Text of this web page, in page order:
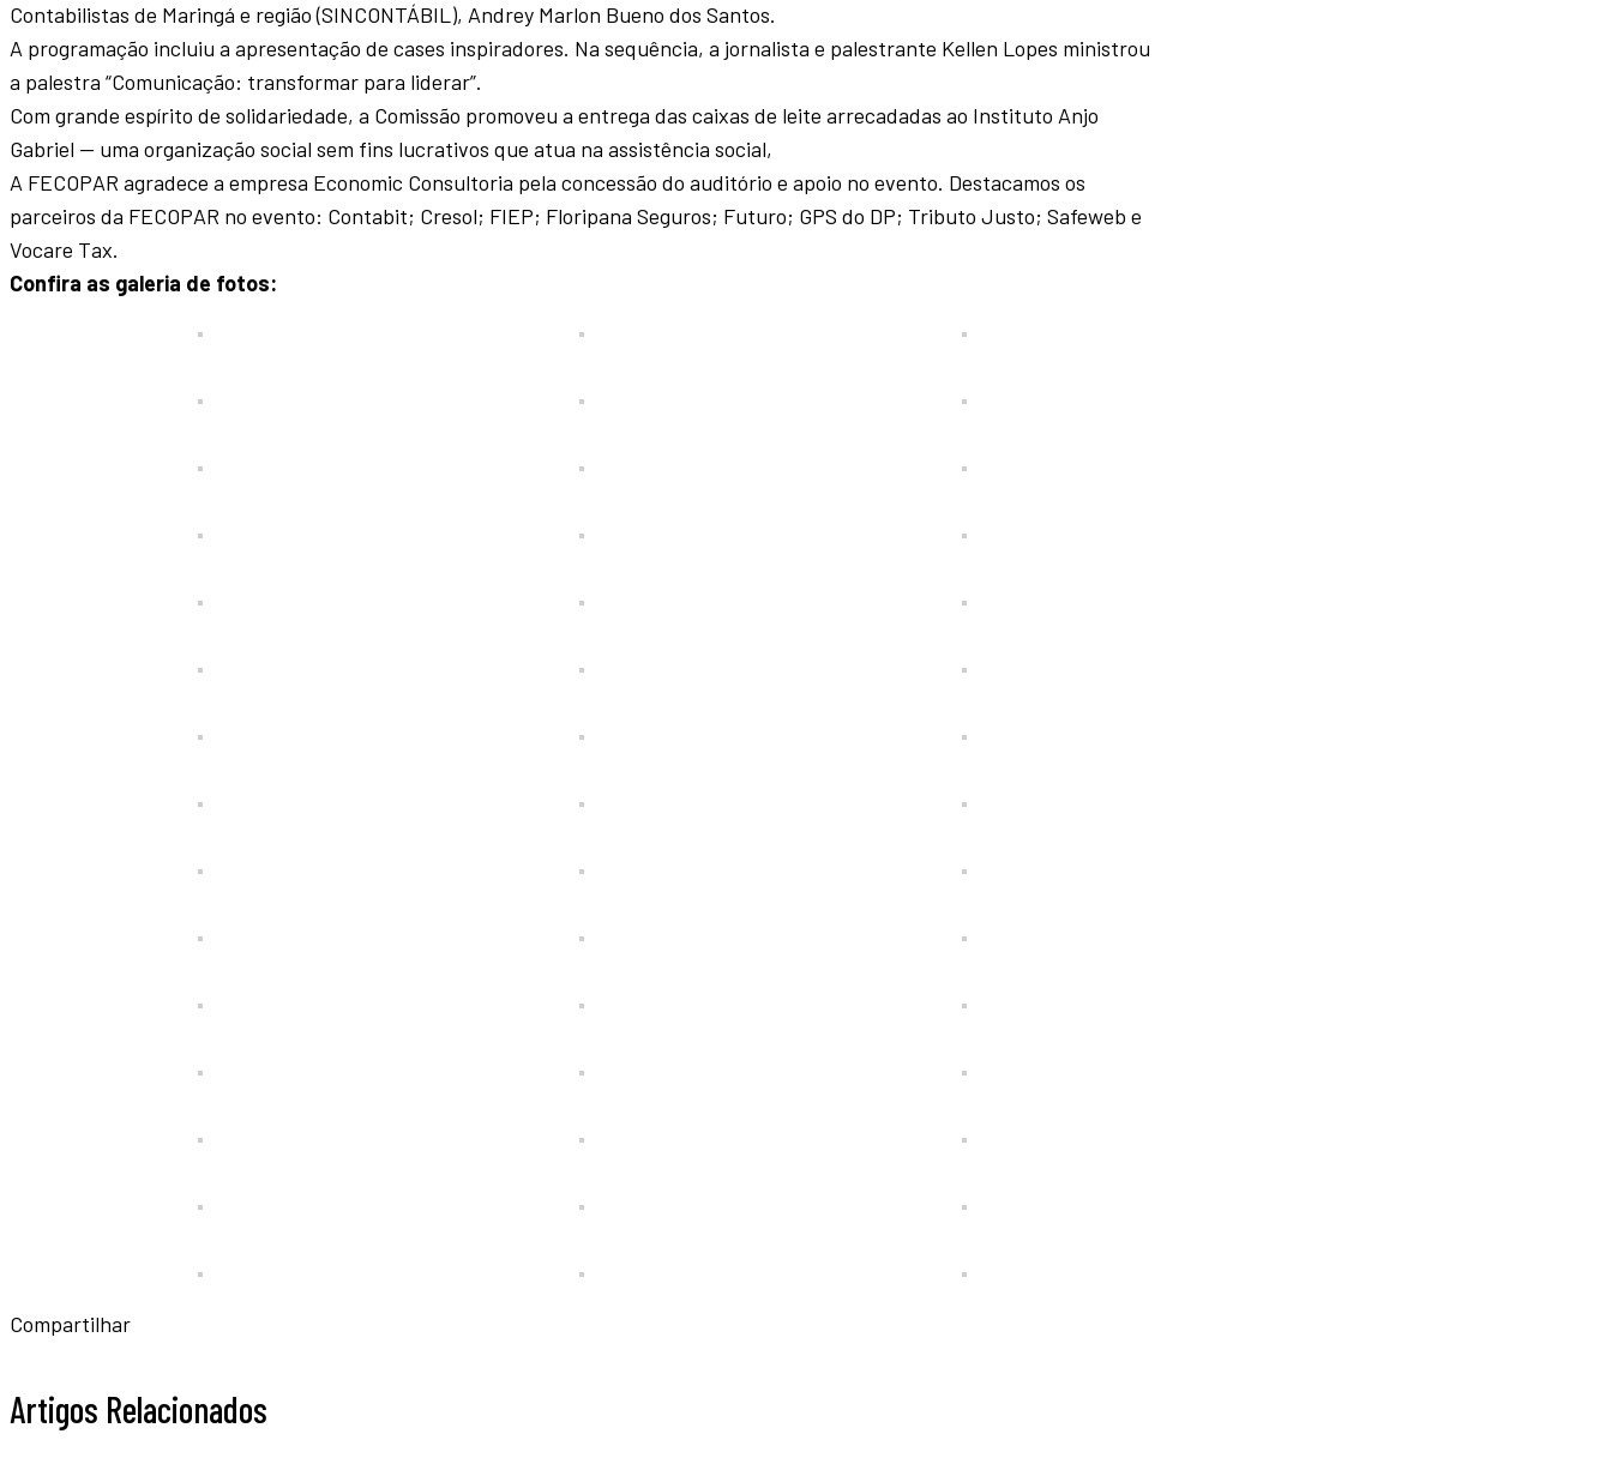
Contabilistas de Maringá e região (SINCONTÁBIL), Andrey Marlon Bueno dos Santos.
A programação incluiu a apresentação de cases inspiradores. Na sequência, a jornalista e palestrante Kellen Lopes ministrou
a palestra “Comunicação: transformar para liderar”.
Com grande espírito de solidariedade, a Comissão promoveu a entrega das caixas de leite arrecadadas ao Instituto Anjo
Gabriel — uma organização social sem fins lucrativos que atua na assistência social,
A FECOPAR agradece a empresa Economic Consultoria pela concessão do auditório e apoio no evento. Destacamos os
parceiros da FECOPAR no evento: Contabit; Cresol; FIEP; Floripana Seguros; Futuro; GPS do DP; Tributo Justo; Safeweb e
Vocare Tax.
Confira as galeria de fotos:
Compartilhar
Artigos Relacionados